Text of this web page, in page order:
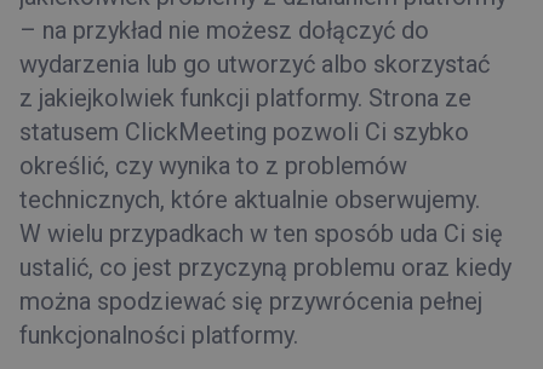
– na przykład nie możesz dołączyć do
wydarzenia lub go utworzyć albo skorzystać
z jakiejkolwiek funkcji platformy. Strona ze
statusem ClickMeeting pozwoli Ci szybko
określić, czy wynika to z problemów
technicznych, które aktualnie obserwujemy.
W wielu przypadkach w ten sposób uda Ci się
ustalić, co jest przyczyną problemu oraz kiedy
można spodziewać się przywrócenia pełnej
funkcjonalności platformy.